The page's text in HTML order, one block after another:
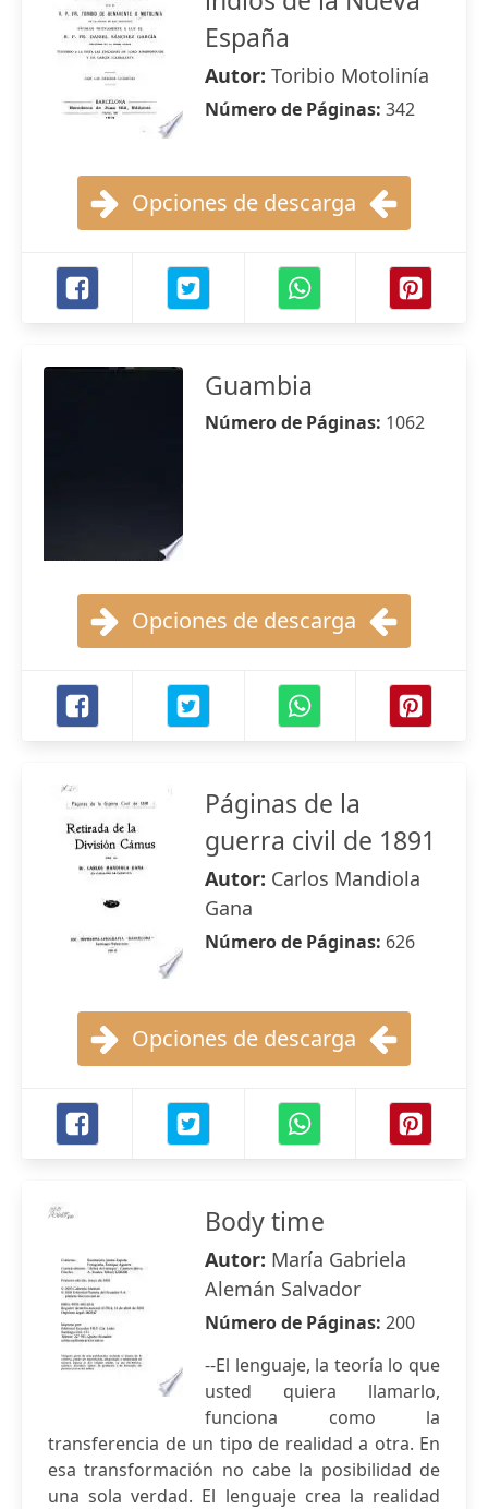
España
Autor: Toribio Motolinía
Número de Páginas: 342
Opciones de descarga
Guambia
Número de Páginas: 1062
Opciones de descarga
Páginas de la
guerra civil de 1891
Autor: Carlos Mandiola
Gana
Número de Páginas: 626
Opciones de descarga
Body time
Autor: María Gabriela
Alemán Salvador
Número de Páginas: 200
--El lenguaje, la teoría lo que
usted quiera llamarlo,
funciona como la
transferencia de un tipo de realidad a otra. En
esa transformación no cabe la posibilidad de
una sola verdad. El lenguaje crea la realidad